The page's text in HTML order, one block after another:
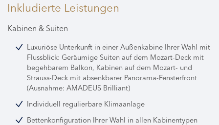
Inkludierte Leistungen
Kabinen & Suiten
Luxuriöse Unterkunft in einer Außenkabine Ihrer Wahl mit
Flussblick: Geräumige Suiten auf dem Mozart-Deck mit
begehbarem Balkon, Kabinen auf dem Mozart- und
Strauss-Deck mit absenkbarer Panorama-Fensterfront
(Ausnahme: AMADEUS Brilliant)
Individuell regulierbare Klimaanlage
Bettenkonfiguration Ihrer Wahl in allen Kabinentypen